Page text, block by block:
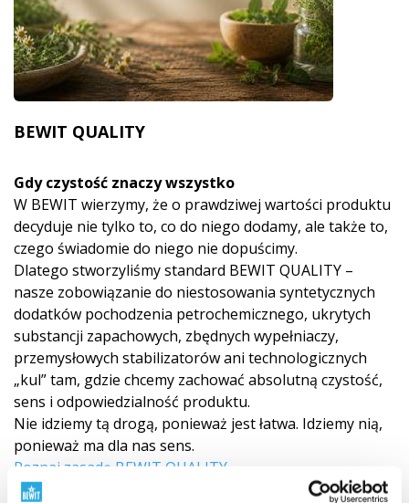
BEWIT QUALITY
Gdy czystość znaczy wszystko
W BEWIT wierzymy, że o prawdziwej wartości produktu
decyduje nie tylko to, co do niego dodamy, ale także to,
czego świadomie do niego nie dopuścimy.
Dlatego stworzyliśmy standard BEWIT QUALITY –
nasze zobowiązanie do niestosowania syntetycznych
dodatków pochodzenia petrochemicznego, ukrytych
substancji zapachowych, zbędnych wypełniaczy,
przemysłowych stabilizatorów ani technologicznych
„kul” tam, gdzie chcemy zachować absolutną czystość,
sens i odpowiedzialność produktu.
Nie idziemy tą drogą, ponieważ jest łatwa. Idziemy nią,
ponieważ ma dla nas sens.
Poznaj zasadę BEWIT QUALITY